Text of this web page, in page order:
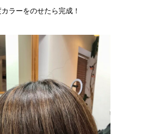
ラーをのせたら完成！